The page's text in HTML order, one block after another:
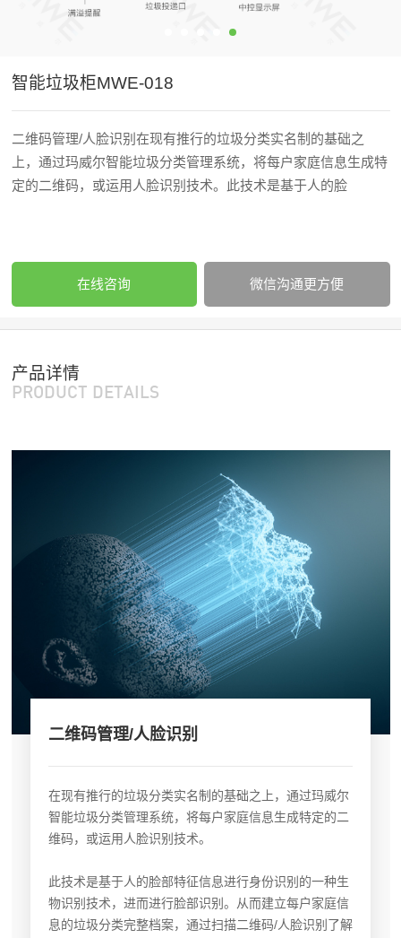
智能垃圾柜MWE-018
二维码管理/人脸识别在现有推行的垃圾分类实名制的基础之
上，通过玛威尔智能垃圾分类管理系统，将每户家庭信息生成特
定的二维码，或运用人脸识别技术。此技术是基于人的脸
在线咨询 微信沟通更方便
产品详情
PRODUCT DETAILS
二维码管理/人脸识别
在现有推行的垃圾分类实名制的基础之上，通过玛威尔
智能垃圾分类管理系统，将每户家庭信息生成特定的二
维码，或运用人脸识别技术。
此技术是基于人的脸部特征信息进行身份识别的一种生
物识别技术，进而进行脸部识别。从而建立每户家庭信
息的垃圾分类完整档案，通过扫描二维码/人脸识别了解